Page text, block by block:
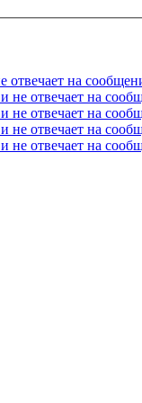
отвечает на
не отвечает на
не отвечает на
не отвечает на
не отвечает на